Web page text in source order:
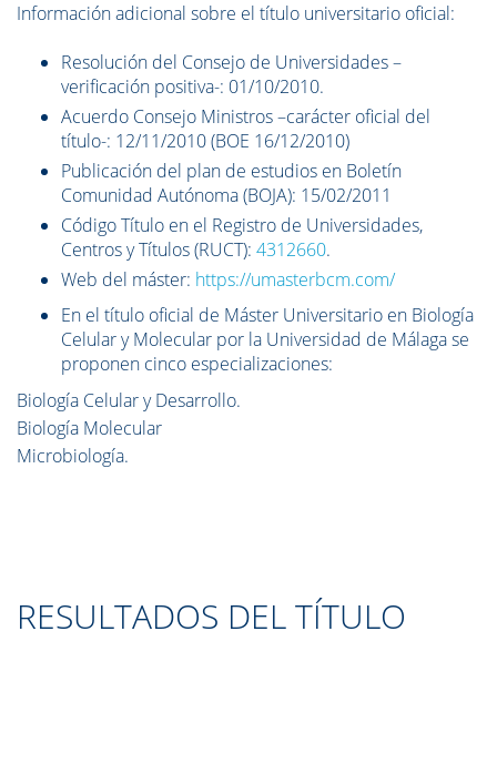
Información adicional sobre el título universitario oficial:
Resolución del Consejo de Universidades –
verificación positiva-: 01/10/2010.
Acuerdo Consejo Ministros –carácter oficial del
título-: 12/11/2010 (BOE 16/12/2010)
Publicación del plan de estudios en Boletín
Comunidad Autónoma (BOJA): 15/02/2011
Código Título en el Registro de Universidades,
Centros y Títulos (RUCT): 4312660.
Web del máster: https://umasterbcm.com/
En el título oficial de Máster Universitario en Biología
Celular y Molecular por la Universidad de Málaga se
proponen cinco especializaciones:
Biología Celular y Desarrollo.
Biología Molecular
Microbiología.
RESULTADOS DEL TÍTULO